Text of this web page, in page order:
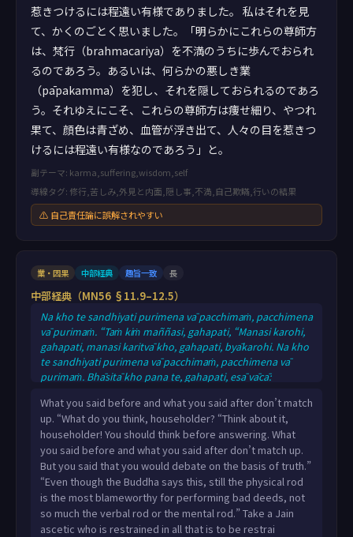
惹きつけるには程遠い有様でありました。 私はそれを見
て、かくのごとく思いました。「明らかにこれらの尊師方
は、梵行（brahmacariya）を不満のうちに歩んでおられ
るのであろう。あるいは、何らかの悪しき業
（pāpakamma）を犯し、それを隠しておられるのであろ
う。それゆえにこそ、これらの尊師方は痩せ細り、やつれ
果て、顔色は青ざめ、血管が浮き出て、人々の目を惹きつ
けるには程遠い有様なのであろう」と。
副テーマ: karma,suffering,wisdom,self
導線タグ: 修行,苦しみ,外見と内面,隠し事,不満,自己欺瞞,行いの結果
⚠ 自己責任論に誤解されやすい
業・因果 中部経典 趣旨一致 長
中部経典（MN56 §11.9–12.5）
Na kho te sandhiyati purimena vā pacchimaṁ, pacchimena
vā purimaṁ. “Taṁ kiṁ maññasi, gahapati, “Manasi karohi,
gahapati, manasi karitvā kho, gahapati, byākarohi. Na kho
te sandhiyati purimena vā pacchimaṁ, pacchimena vā
purimaṁ. Bhāsitā kho pana te, gahapati, esā vācā:
kāyadaṇḍova mahāsāvajjataro pāpassa kammassa kiriyāya
pāpassa kammassa pavattiyā, no tathā vacīdaṇḍo, no
tathā manodaṇḍo”ti. idhassa nigaṇṭho nāṭaputto
cātuyāmasaṁvarasaṁvuto sabbavārivā
What you said before and what you said after don’t match
up. “What do you think, householder? “Think about it,
householder! You should think before answering. What
you said before and what you said after don’t match up.
But you said that you would debate on the basis of truth.”
“Even though the Buddha says this, still the physical rod
is the most blameworthy for performing bad deeds, not
so much the verbal rod or the mental rod.” Take a Jain
ascetic who is restrained in all that is to be restrai